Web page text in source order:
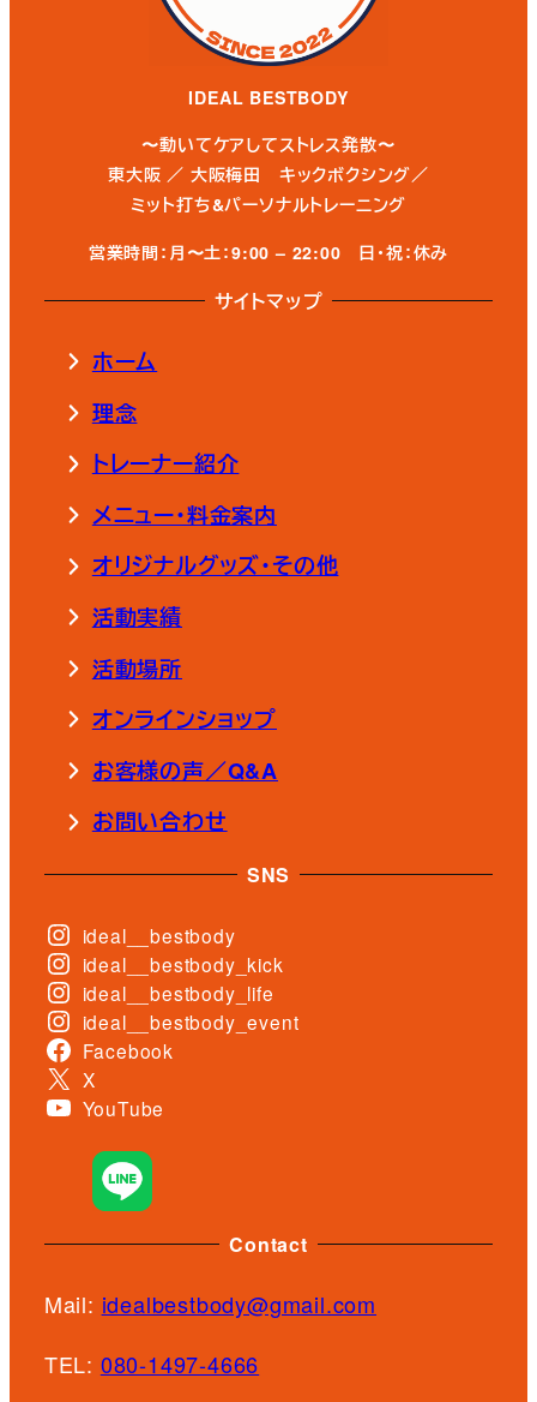
IDEAL BESTBODY
〜動いてケアしてストレス発散〜
東大阪 ／ 大阪梅田 キックボクシング／
ミット打ち&パーソナルトレーニング
営業時間：月〜土：9:00 – 22:00
日・祝：休み
サイトマップ
ホーム
理念
トレーナー紹介
メニュー・料金案内
オリジナルグッズ・その他
活動実績
活動場所
オンラインショップ
お客様の声／Q&A
お問い合わせ
SNS
ideal__bestbody
ideal__bestbody_kick
ideal__bestbody_life
ideal__bestbody_event
Facebook
X
YouTube
Contact
Mail: idealbestbody@gmail.com
TEL: 080-1497-4666